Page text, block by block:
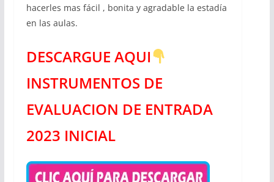
hacerles mas fácil , bonita y agradable la estadía
en las aulas.
DESCARGUE AQUI
INSTRUMENTOS DE
EVALUACION DE ENTRADA
2023 INICIAL